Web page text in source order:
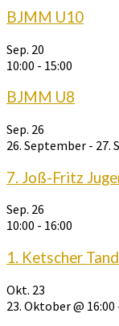
BJMM U10
Sep. 20
10:00 - 15:00
BJMM U8
Sep. 26
26. September - 27.
7. Joß-Fritz
Sep. 26
10:00 - 16:00
1. Ketscher
Okt. 23
23. Oktober @ 16:00